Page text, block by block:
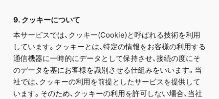
9. クッキーについて
本サービスでは、クッキー(Cookie)と呼ばれる技術を利用
しています。クッキーとは、特定の情報をお客様の利用する
通信機器に一時的にデータとして保持させ、接続の度にそ
のデータを基にお客様を識別させる仕組みをいいます。当
社では、クッキーの利用を前提としたサービスを提供して
います。そのため、クッキーの利用を許可しない場合、当社